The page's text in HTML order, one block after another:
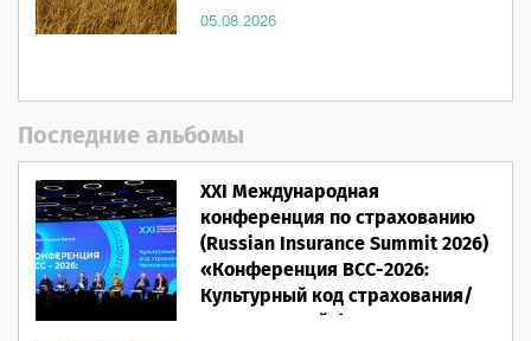
05.08.2026
Последние альбомы
XXI Международная
конференция по страхованию
(Russian Insurance Summit 2026)
«Конференция ВСС-2026:
Культурный код страхования/
Человеческий фактор»